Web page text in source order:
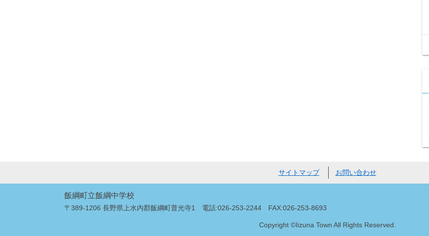
サイトマップ お問い合わせ
飯綱町立飯綱中学校
〒389-1206 長野県上水内郡飯綱町普光寺1 電話:026-253-2244 FAX:026-253-8693
Copyright ©Iizuna Town All Rights Reserved.